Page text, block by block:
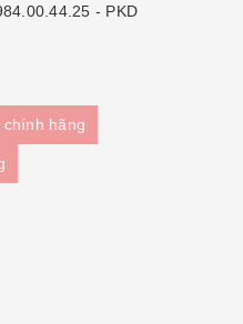
- PKD
hãng